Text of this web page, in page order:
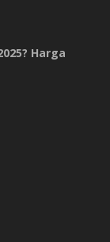
Harga